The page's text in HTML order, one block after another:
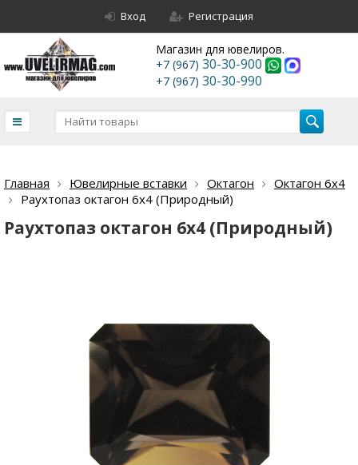
Вход Регистрация
Магазин для ювелиров.
+7 (967) 30-30-900
+7 (967) 30-30-990
Главная Ювелирные вставки Октагон
Октагон 6х4
Раухтопаз октагон 6х4 (Природный)
Раухтопаз октагон 6х4 (Природный)